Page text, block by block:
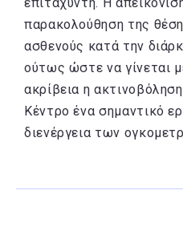
παρακολούθηση της
ασθενούς κατά την
ούτως ώστε να γίνεται
ακρίβεια η
Κέντρο ένα σημαντικό
διενέργεια των